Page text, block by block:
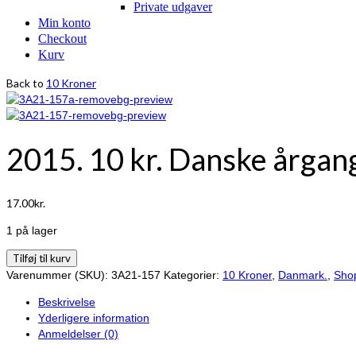
Private udgaver
Min konto
Checkout
Kurv
Back to 10 Kroner
2015. 10 kr. Danske
17.00kr.
1 på lager
2015.
10
Danske
årgangsmønter
antal
Tilføj til kurv
Varenummer (SKU): 3A21-157 Kategorier: 10 Kroner, Danmark.
Beskrivelse
Yderligere information
Anmeldelser (0)